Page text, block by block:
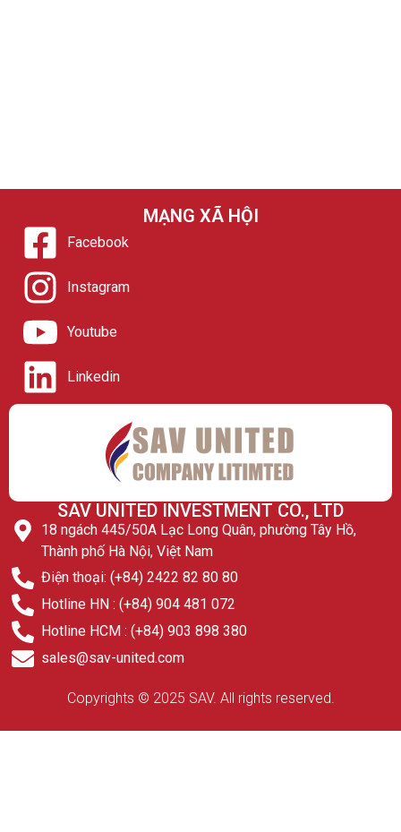
MẠNG XÃ HỘI
Facebook
Instagram
Youtube
Linkedin
SAV UNITED INVESTMENT CO., LTD
18 ngách 445/50A Lạc Long Quân, phường Tây Hồ,
Thành phố Hà Nội, Việt Nam
Điện thoại: (+84) 2422 82 80 80
Hotline HN : (+84) 904 481 072
Hotline HCM : (+84) 903 898 380
sales@sav-united.com
Copyrights © 2025 SAV. All rights reserved.